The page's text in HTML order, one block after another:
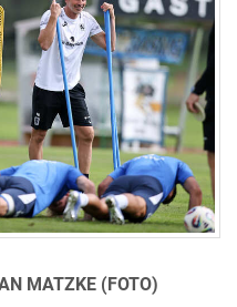
MATZKE (FOTO)